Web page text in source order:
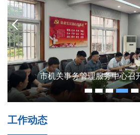
市机关事务管理服务中心召
工作动态